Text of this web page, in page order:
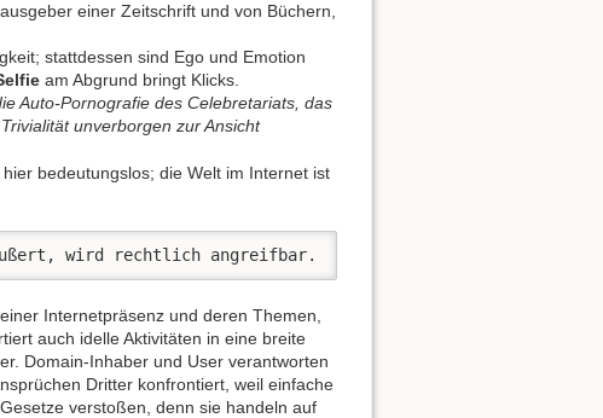
einer Zeitschrift und von Büchern,
stattdessen sind Ego und Emotion
am Abgrund bringt Klicks.
Auto-Pornografie des Celebretariats, das
unverborgen zur Ansicht
bedeutungslos; die Welt im Internet ist
wird rechtlich angreifbar.
Internetpräsenz und deren Themen,
auch idelle Aktivitäten in eine breite
Domain-Inhaber und User verantworten
Dritter konfrontiert, weil einfache
verstoßen, denn sie handeln auf